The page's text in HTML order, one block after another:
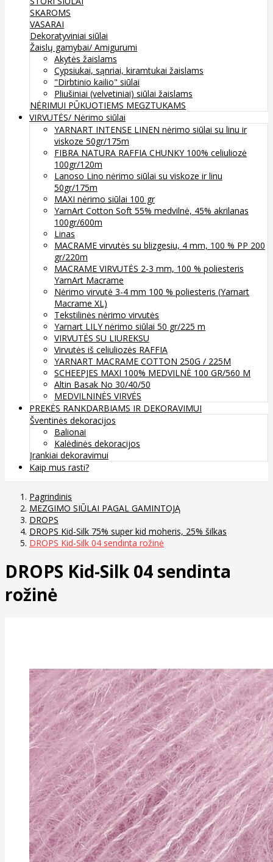
SKAROMS
VASARAI
Dekoratyviniai siūlai
Žaislų gamybai/ Amigurumi
Akytės žaislams
Cypsiukai, sąnriai, kiramtukai žaislams
"Dirbtinio kailio" siūlai
Pliušiniai (velvetiniai) siūlai žaislams
NĖRIMUI PŪKUOTIEMS MEGZTUKAMS
VIRVUTĖS/ Nėrimo siūlai
YARNART INTENSE LINEN nėrimo siūlai su linu ir
viskoze 50gr/175m
FIBRA NATURA RAFFIA CHUNKY 100% celiuliozė
100gr/120m
Lanoso Lino nėrimo siūlai su viskoze ir linu
50gr/175m
MAXI nėrimo siūlai 100 gr
YarnArt Cotton Soft 55% medvilnė, 45% akrilanas
100gr/600m
Linas
MACRAME virvutės su blizgesiu, 4 mm, 100 % PP 200
gr/220m
MACRAME VIRVUTĖS 2-3 mm, 100 % poliesteris
YarnArt Macrame
Nėrimo virvutė 3-4 mm 100 % poliesteris (Yarnart
Macrame XL)
Tekstilinės nėrimo virvutės
Yarnart LILY nėrimo siūlai 50 gr/225 m
VIRVUTĖS SU LIUREKSU
Virvutės iš celiuliozės RAFFIA
YARNART MACRAME COTTON 250G / 225M
SCHEEPJES MAXI 100% MEDVILNĖ 100 GR/560 M
Altin Basak No 30/40/50
MEDVILNINĖS VIRVĖS
PREKĖS RANKDARBIAMS IR DEKORAVIMUI
Šventinės dekoracijos
Balionai
Kalėdinės dekoracijos
Įrankiai dekoravimui
Kaip mus rasti?
Pagrindinis
MEZGIMO SIŪLAI PAGAL GAMINTOJĄ
DROPS
DROPS Kid-Silk 75% super kid moheris, 25% šilkas
DROPS Kid-Silk 04 sendinta rožinė
DROPS Kid-Silk 04 sendinta
rožinė